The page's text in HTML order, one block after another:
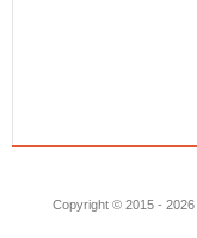
Copyright © 2015 - 2026